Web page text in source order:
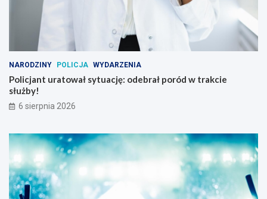
NARODZINY POLICJA WYDARZENIA
Policjant uratował sytuację: odebrał poród w trakcie
służby!
6 sierpnia 2026